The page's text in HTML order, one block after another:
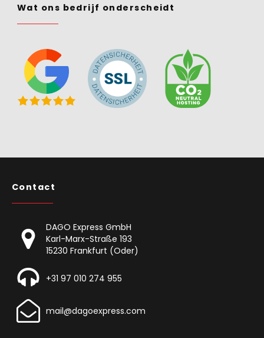
Wat ons bedrijf onderscheidt
Contact
DAGO Express GmbH
Karl-Marx-Straße 193
15230 Frankfurt (Oder)
+31 97 010 274 955
mail@dagoexpress.com